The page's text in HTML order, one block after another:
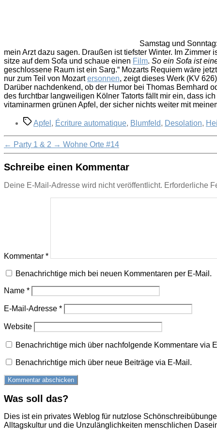
Samstag und
mein Arzt dazu sagen. Draußen ist tiefster Winter. Im Zimmer
sitze auf dem Sofa und schaue einen Film. So ein Sofa ist
geschlossene Raum ist ein Sarg.“ Mozarts Requiem wäre
nur zum Teil von Mozartersonnen, zeigt dieses Werk (KV
Darüber nachdenkend, ob der Humor bei Thomas Bernhard
des furchtbar langweiligen Kölner Tatorts fällt mir ein, dass
vitaminarmen grünen Apfel, der sicher nichts weiter mit
Schlagwörter
Apfel , Écriture automatique, Blumfeld, Desolation,
← Party 1 & 2 → Wohne Orte #14
Schreibe einen Kommentar
Deine E-Mail-Adresse wird nicht veröffentlicht. Erforderliche
Kommentar *
Benachrichtige mich bei neuen Kommentaren per E-Mail.
Name *
E-Mail-Adresse *
Website
Benachrichtige mich über nachfolgende Kommentare via
Benachrichtige mich über neue Beiträge via E-Mail.
Was soll das?
Dies ist ein privates Weblog für nutzlose
Alltagskultur und die Unzulänglichkeiten menschlichen